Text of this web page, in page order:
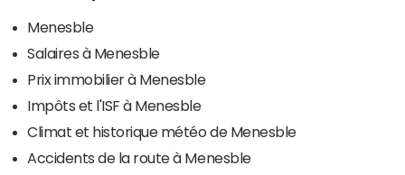
Menesble
Salaires à Menesble
Prix immobilier à Menesble
Impôts et l'ISF à Menesble
Climat et historique météo de Menesble
Accidents de la route à Menesble